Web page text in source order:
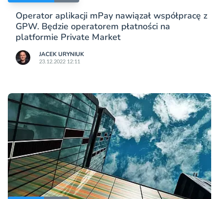
Operator aplikacji mPay nawiązał współpracę z
GPW. Będzie operatorem płatności na
platformie Private Market
JACEK URYNIUK
23.12.2022 12:11